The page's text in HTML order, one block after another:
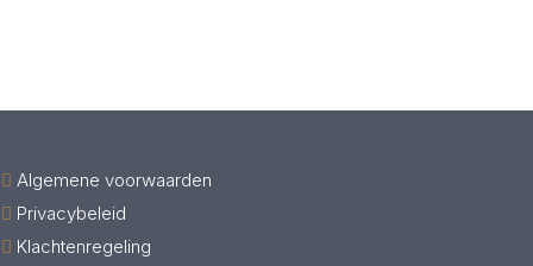
Algemene voorwaarden
Privacybeleid
Klachtenregeling